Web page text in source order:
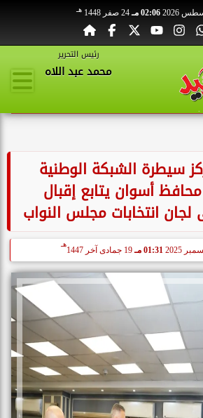
02:06 مـ 24 صفر 1448 هـ
رئيس التحرير
محمد عبد اللاه
سيطرة الشبكة الوطنية
أسوان يتابع إقبال
لجان انتخابات مجلس النواب
01:31 مـ 19 جمادى آخر 1447
هـ